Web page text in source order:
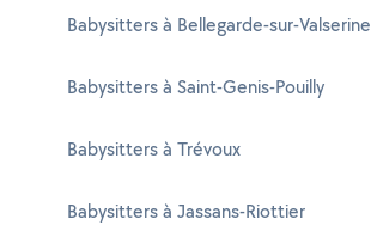
Babysitters à Bellegarde-sur-Valserine
Babysitters à Saint-Genis-Pouilly
Babysitters à Trévoux
Babysitters à Jassans-Riottier